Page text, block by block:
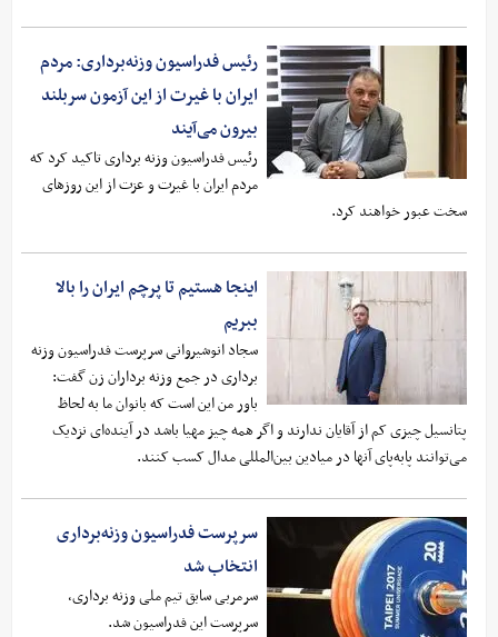
رئیس فدراسیون وزنه‌برداری: مردم
ایران با غیرت از این آزمون سربلند
بیرون می‌آیند
رئیس فدراسیون وزنه برداری تاکید کرد که
مردم ایران با غیرت و عزت از این روزهای
سخت عبور خواهند کرد.
اینجا هستیم تا پرچم ایران را بالا
ببریم
سجاد انوشیروانی سرپرست فدراسیون وزنه
برداری در جمع وزنه برداران زن گفت:
باور من این است که بانوان ما به لحاظ
پتانسیل چیزی کم از آقایان ندارند و اگر همه چیز مهیا باشد در آینده‌ای نزدیک
می‌توانند پابه‌پای آنها در میادین بین‌المللی مدال کسب کنند.
سرپرست فدراسیون وزنه‌برداری
انتخاب شد
سرمربی سابق تیم ملی وزنه برداری،
سرپرست این فدراسیون شد.